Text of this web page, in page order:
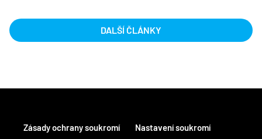
DALŠÍ ČLÁNKY
Zásady ochrany soukromí Nastavení soukromí